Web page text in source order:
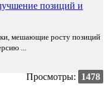
мешающие росту позиций
...
Просмотры: 1478